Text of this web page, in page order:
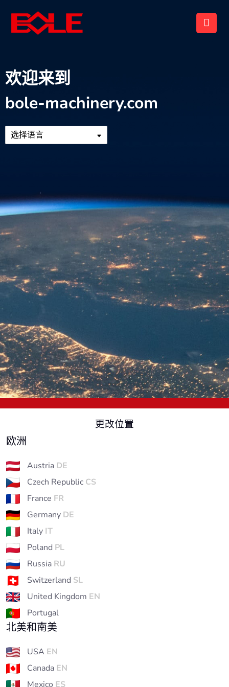
欢迎来到
bole-machinery.com
选择语言
更改位置
欧洲
Austria DE
Czech Republic CS
France FR
Germany DE
Italy IT
Poland PL
Russia RU
Switzerland SL
United Kingdom EN
Portugal
北美和南美
USA EN
Canada EN
Mexico ES